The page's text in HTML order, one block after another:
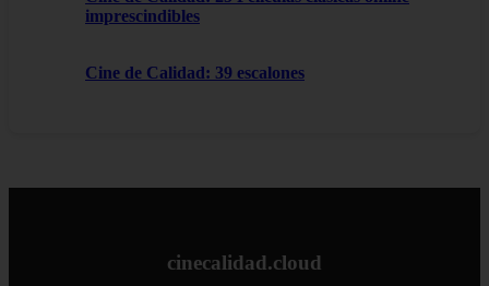
imprescindibles
Cine de Calidad: 39 escalones
cinecalidad.cloud